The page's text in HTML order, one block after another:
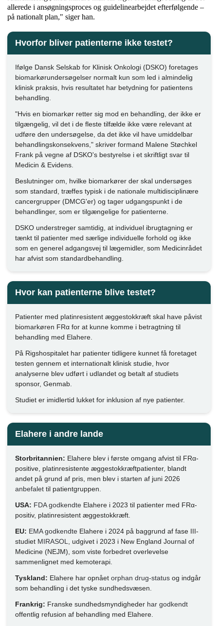
allerede i ansøgningsproces og guidelinearbejdet efterfølgende –
på nationalt plan," siger han.
Hvorfor bliver patienterne ikke testet?
Ifølge Dansk Selskab for Klinisk Onkologi (DSKO) foretages
biomarkørundersøgelser normalt kun som led i almindelig
klinisk praksis, hvis resultatet har betydning for patientens
behandling.
"Hvis en biomarkør retter sig mod en behandling, der ikke er
tilgængelig, vil det i de fleste tilfælde ikke være relevant at
udføre den undersøgelse, da det ikke vil have umiddelbar
behandlingskonsekvens," skriver formand Malene Støchkel
Frank på vegne af DSKO's bestyrelse i et skriftligt svar til
Medicin & Evidens.
Beslutninger om, hvilke biomarkører der skal undersøges
som standard, træffes typisk i de nationale multidisciplinære
cancergrupper (DMCG'er) og tager udgangspunkt i de
behandlinger, som er tilgængelige for patienterne.
DSKO understreger samtidig, at individuel ibrugtagning er
tænkt til patienter med særlige individuelle forhold og ikke
som en generel adgangsvej til lægemidler, som Medicinrådet
har afvist som standardbehandling.
Hvor kan patienterne blive testet?
Patienter med platinresistent æggestokkræft skal have påvist
biomarkøren FRα for at kunne komme i betragtning til
behandling med Elahere.
På Rigshospitalet har patienter tidligere kunnet få foretaget
testen gennem et internationalt klinisk studie, hvor
analyserne blev udført i udlandet og betalt af studiets
sponsor, Genmab.
Studiet er imidlertid lukket for inklusion af nye patienter.
Elahere i andre lande
Storbritannien: Elahere blev i første omgang afvist til FRα-
positive, platinresistente æggestokkræftpatienter, blandt
andet på grund af pris, men blev i starten af juni 2026
anbefalet til patientgruppen.
USA: FDA godkendte Elahere i 2023 til patienter med FRα-
positiv, platinresistent æggestokkræft.
EU: EMA godkendte Elahere i 2024 på baggrund af fase III-
studiet MIRASOL
, udgivet i 2023 i New England Journal of
Medicine (NEJM), som viste forbedret overlevelse
sammenlignet med kemoterapi.
Tyskland: Elahere har opnået orphan drug-status og indgår
som behandling i det tyske sundhedsvæsen.
Frankrig: Franske sundhedsmyndigheder har godkendt
offentlig refusion af behandling med Elahere.